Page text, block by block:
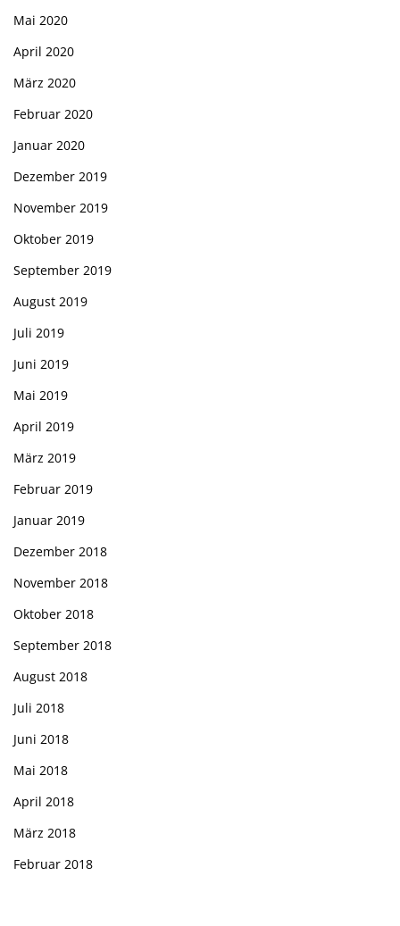
Mai 2020
April 2020
März 2020
Februar 2020
Januar 2020
Dezember 2019
November 2019
Oktober 2019
September 2019
August 2019
Juli 2019
Juni 2019
Mai 2019
April 2019
März 2019
Februar 2019
Januar 2019
Dezember 2018
November 2018
Oktober 2018
September 2018
August 2018
Juli 2018
Juni 2018
Mai 2018
April 2018
März 2018
Februar 2018